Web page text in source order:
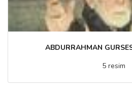
ABDURRAHMAN
5 resim